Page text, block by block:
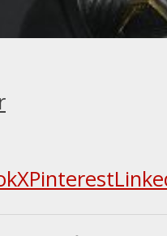
XPinterest